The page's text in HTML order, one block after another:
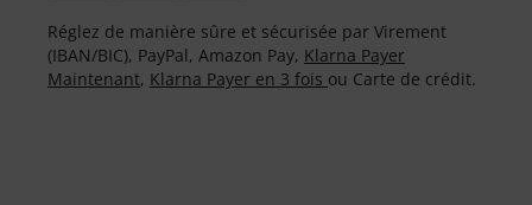
Réglez de manière sûre et sécurisée par Virement
(IBAN/BIC), PayPal, Amazon Pay, Klarna Payer
Maintenant, Klarna Payer en 3 fois ou Carte de crédit.